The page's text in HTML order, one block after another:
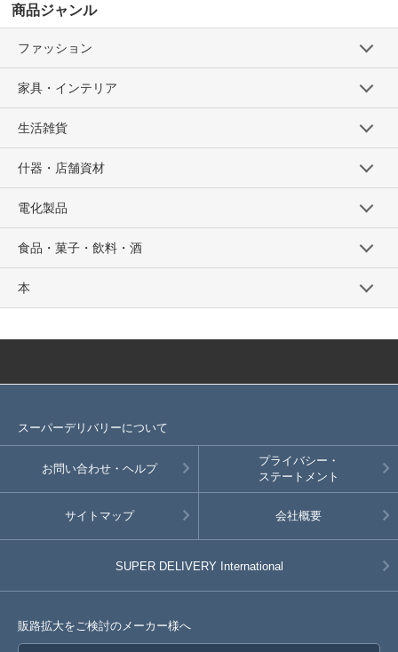
商品ジャンル
ファッション
家具・インテリア
生活雑貨
什器・店舗資材
電化製品
食品・菓子・飲料・酒
本
スーパーデリバリーについて
お問い合わせ・ヘルプ
プライバシー・
ステートメント
サイトマップ 会社概要
SUPER DELIVERY International
販路拡大をご検討のメーカー様へ